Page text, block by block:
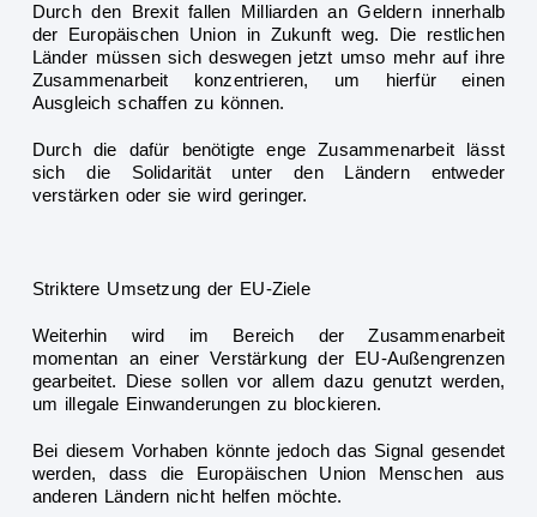
Durch den Brexit fallen Milliarden an Geldern innerhalb
der Europäischen Union in Zukunft weg. Die restlichen
Länder müssen sich deswegen jetzt umso mehr auf ihre
Zusammenarbeit konzentrieren, um hierfür einen
Ausgleich schaffen zu können.
Durch die dafür benötigte enge Zusammenarbeit lässt
sich die Solidarität unter den Ländern entweder
verstärken oder sie wird geringer.
Striktere Umsetzung der EU-Ziele
Weiterhin wird im Bereich der Zusammenarbeit
momentan an einer Verstärkung der EU-Außengrenzen
gearbeitet. Diese sollen vor allem dazu genutzt werden,
um illegale Einwanderungen zu blockieren.
Bei diesem Vorhaben könnte jedoch das Signal gesendet
werden, dass die Europäischen Union Menschen aus
anderen Ländern nicht helfen möchte.